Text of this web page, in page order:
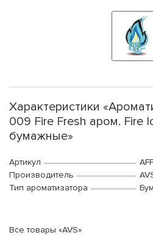
Характеристики
009 Fire Fresh аром. Fire
бумажные»
Артикул
Производитель
Тип ароматизатора
Все товары «AVS»